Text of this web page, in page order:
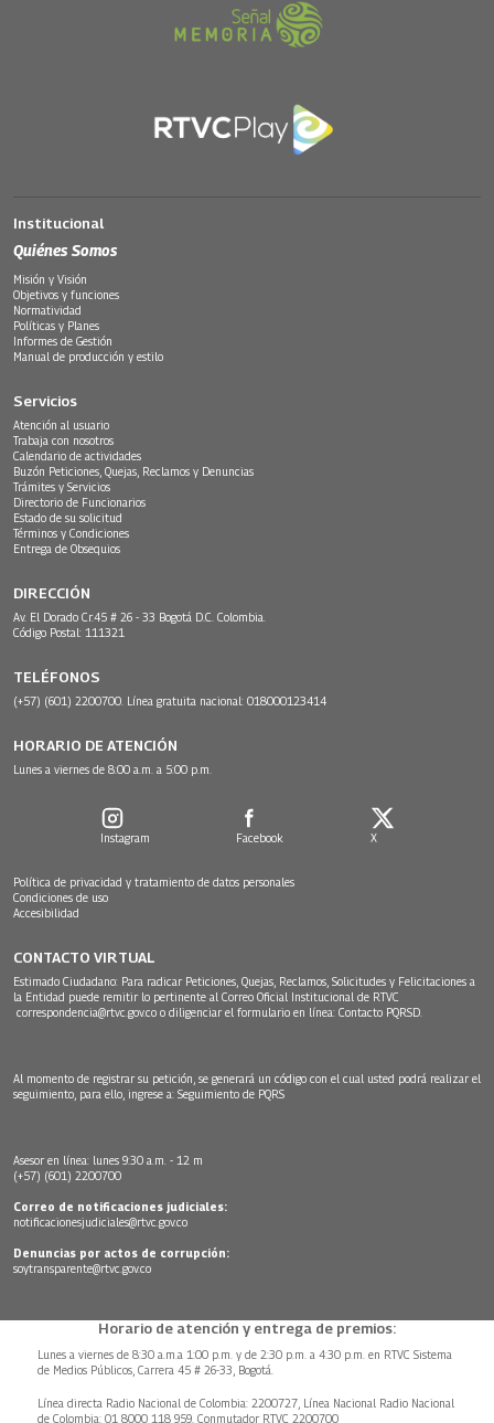
Institucional
Quiénes Somos
Misión y Visión
Objetivos y funciones
Normatividad
Políticas y Planes
Informes de Gestión
Manual de producción y estilo
Servicios
Atención al usuario
Trabaja con nosotros
Calendario de actividades
Buzón Peticiones, Quejas, Reclamos y Denuncias
Trámites y Servicios
Directorio de Funcionarios
Estado de su solicitud
Términos y Condiciones
Entrega de Obsequios
DIRECCIÓN
Av. El Dorado Cr.45 # 26 - 33 Bogotá D.C. Colombia.
Código Postal: 111321
TELÉFONOS
(+57) (601) 2200700. Línea gratuita nacional: 018000123414
HORARIO DE ATENCIÓN
Lunes a viernes de 8:00 a.m. a 5:00 p.m.
Instagram Facebook X
Política de privacidad y tratamiento de datos personales
Condiciones de uso
Accesibilidad
CONTACTO VIRTUAL
Estimado Ciudadano: Para radicar Peticiones, Quejas, Reclamos, Solicitudes y Felicitaciones a
la Entidad puede remitir lo pertinente al Correo Oficial Institucional de RTVC
correspondencia@rtvc.gov.co o diligenciar el formulario en línea: Contacto PQRSD.
Al momento de registrar su petición, se generará un código con el cual usted podrá realizar el
seguimiento, para ello, ingrese a: Seguimiento de PQRS
Asesor en línea: lunes 9:30 a.m. - 12 m
(+57) (601) 2200700
Correo de notificaciones judiciales:
notificacionesjudiciales@rtvc.gov.co
Denuncias por actos de corrupción:
soytransparente@rtvc.gov.co
Horario de atención y entrega de premios:
Lunes a viernes de 8:30 a.m.a 1:00 p.m. y de 2:30 p.m. a 4:30 p.m. en RTVC Sistema
de Medios Públicos, Carrera 45 # 26-33, Bogotá.
Línea directa Radio Nacional de Colombia: 2200727, Línea Nacional Radio Nacional
de Colombia: 01 8000 118 959. Conmutador RTVC 2200700